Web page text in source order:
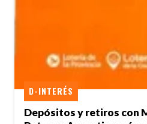
Depósitos y retiros con
D-INTERÉS